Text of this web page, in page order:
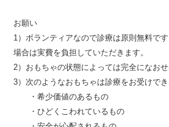
お願い
1）ボランティアなので診療は原則無料で
場合は実費を負担していただきます。
2）おもちゃの状態によっては完全になおせ
3）次のようなおもちゃは診療をお受けでき
・希少価値のあるもの
・ひどくこわれているもの